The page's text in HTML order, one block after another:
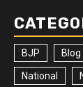
BJP Blog
National